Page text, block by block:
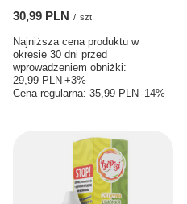
30,99 PLN / szt.
Najniższa cena produktu w
okresie 30 dni przed
wprowadzeniem obniżki:
29,99 PLN +3%
Cena regularna: 35,99 PLN -14%